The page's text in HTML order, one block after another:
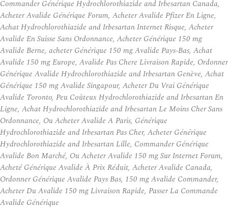
Commander Générique Hydrochlorothiazide and Irbesartan Canada,
Acheter Avalide Générique Forum, Acheter Avalide Pfizer En Ligne,
Achat Hydrochlorothiazide and Irbesartan Internet Risque, Acheter
Avalide En Suisse Sans Ordonnance, Acheter Générique 150 mg
Avalide Berne, acheter Générique 150 mg Avalide Pays-Bas, Achat
Avalide 150 mg Europe, Avalide Pas Chere Livraison Rapide, Ordonner
Générique Avalide Hydrochlorothiazide and Irbesartan Genève, Achat
Générique 150 mg Avalide Singapour, Acheter Du Vrai Générique
Avalide Toronto, Peu Coûteux Hydrochlorothiazide and Irbesartan En
Ligne, Achat Hydrochlorothiazide and Irbesartan Le Moins Cher Sans
Ordonnance, Ou Acheter Avalide A Paris, Générique
Hydrochlorothiazide and Irbesartan Pas Cher, Acheter Générique
Hydrochlorothiazide and Irbesartan Lille, Commander Générique
Avalide Bon Marché, Ou Acheter Avalide 150 mg Sur Internet Forum,
Acheté Générique Avalide À Prix Réduit, Acheter Avalide Canada,
Ordonner Générique Avalide Pays Bas, 150 mg Avalide Commander,
Acheter Du Avalide 150 mg Livraison Rapide, Passer La Commande
Avalide Générique